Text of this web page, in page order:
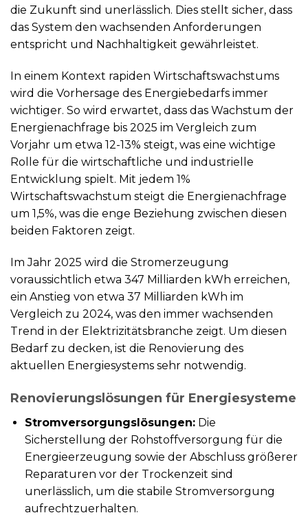
die Zukunft sind unerlässlich. Dies stellt sicher, dass
das System den wachsenden Anforderungen
entspricht und Nachhaltigkeit gewährleistet.
In einem Kontext rapiden Wirtschaftswachstums
wird die Vorhersage des Energiebedarfs immer
wichtiger. So wird erwartet, dass das Wachstum der
Energienachfrage bis 2025 im Vergleich zum
Vorjahr um etwa 12-13% steigt, was eine wichtige
Rolle für die wirtschaftliche und industrielle
Entwicklung spielt. Mit jedem 1%
Wirtschaftswachstum steigt die Energienachfrage
um 1,5%, was die enge Beziehung zwischen diesen
beiden Faktoren zeigt.
Im Jahr 2025 wird die Stromerzeugung
voraussichtlich etwa 347 Milliarden kWh erreichen,
ein Anstieg von etwa 37 Milliarden kWh im
Vergleich zu 2024, was den immer wachsenden
Trend in der Elektrizitätsbranche zeigt. Um diesen
Bedarf zu decken, ist die Renovierung des
aktuellen Energiesystems sehr notwendig.
Renovierungslösungen für Energiesysteme
Stromversorgungslösungen:Die
Sicherstellung der Rohstoffversorgung für die
Energieerzeugung sowie der Abschluss größerer
Reparaturen vor der Trockenzeit sind
unerlässlich, um die stabile Stromversorgung
aufrechtzuerhalten.